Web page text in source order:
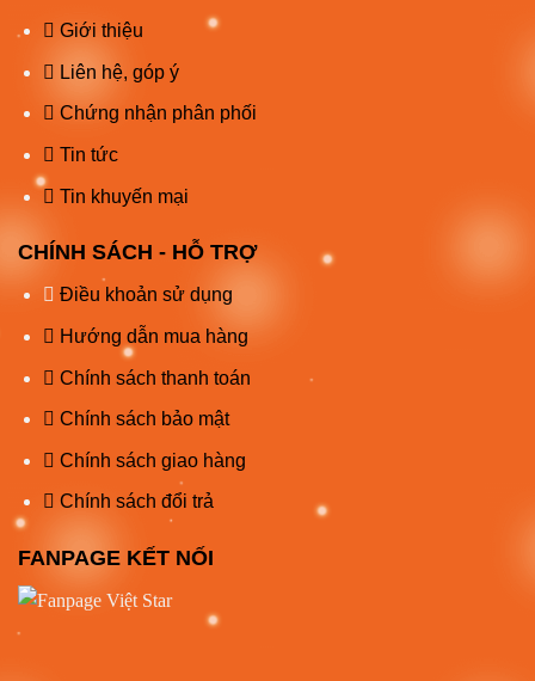
Giới thiệu
Liên hệ, góp ý
Chứng nhận phân phối
Tin tức
Tin khuyến mại
CHÍNH SÁCH - HỖ TRỢ
Điều khoản sử dụng
Hướng dẫn mua hàng
Chính sách thanh toán
Chính sách bảo mật
Chính sách giao hàng
Chính sách đổi trả
FANPAGE KẾT NỐI